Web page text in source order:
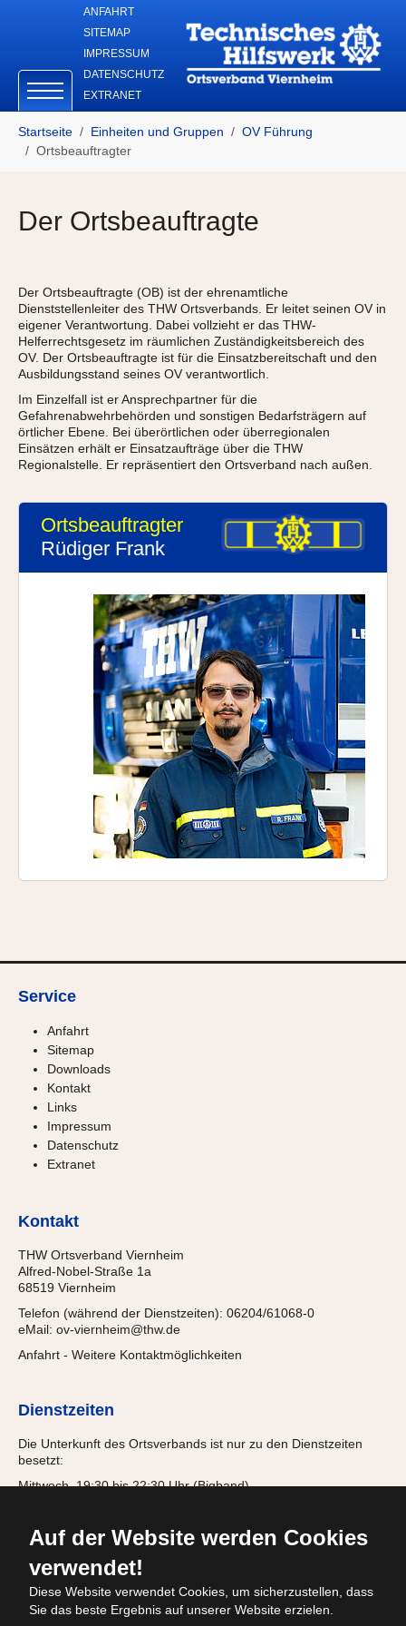
Auf der Website werden Cookies
verwendet!
Diese Website verwendet Cookies, um sicherzustellen, dass
Sie das beste Ergebnis auf unserer Website erzielen.
Skip to main navigation
Zum Hauptinhalt springen
Skip to page footerANFAHRT
SITEMAP
IMPRESSUM
DATENSCHUTZ
EXTRANET
Startseite
Einheiten und Gruppen
OV Führung
Ortsbeauftragter
Der Ortsbeauftragte
Der Ortsbeauftragte (OB) ist der ehrenamtliche
Dienststellenleiter des THW Ortsverbands. Er leitet seinen OV in
eigener Verantwortung. Dabei vollzieht er das THW-
Helferrechtsgesetz im räumlichen Zuständigkeitsbereich des
OV. Der Ortsbeauftragte ist für die Einsatzbereitschaft und den
Ausbildungsstand seines OV verantwortlich.
Im Einzelfall ist er Ansprechpartner für die
Gefahrenabwehrbehörden und sonstigen Bedarfsträgern auf
örtlicher Ebene. Bei überörtlichen oder überregionalen
Einsätzen erhält er Einsatzaufträge über die THW
Regionalstelle. Er repräsentiert den Ortsverband nach außen.
Ortsbeauftragter
Rüdiger Frank
Service
Anfahrt
Sitemap
Downloads
Kontakt
Links
Impressum
Datenschutz
Extranet
Kontakt
THW Ortsverband Viernheim
Alfred-Nobel-Straße 1a
68519 Viernheim
Telefon (während der Dienstzeiten): 06204/61068-0
eMail: ov-viernheim@thw.de
Anfahrt - Weitere Kontaktmöglichkeiten
Dienstzeiten
Die Unterkunft des Ortsverbands ist nur zu den Dienstzeiten
besetzt:
Mittwoch, 19:30 bis 22:30 Uhr (Bigband)
© 2026
Bundesanstalt Technisches Hilfswerk